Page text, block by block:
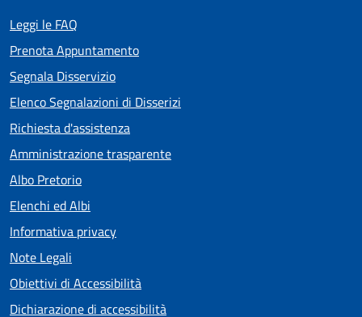
Leggi le FAQ
Prenota Appuntamento
Segnala Disservizio
Elenco Segnalazioni di Disserizi
Richiesta d'assistenza
Amministrazione trasparente
Albo Pretorio
Elenchi ed Albi
Informativa privacy
Note Legali
Obiettivi di Accessibilità
Dichiarazione di accessibilità